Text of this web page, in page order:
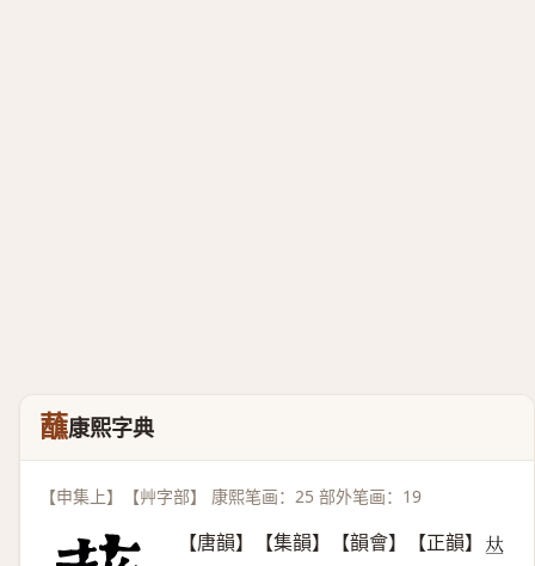
蘸康熙字典
【申集上】【艸字部】 康熙笔画：25 部外笔画：19
【唐韻】【集韻】【韻會】【正韻】 𠀤